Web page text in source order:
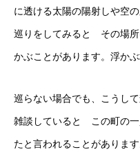
に透ける太陽の陽射しや空
巡りをしてみると その場所
かぶことがあります。浮か
巡らない場合でも、こうし
雑談していると この町の一
たと言われることがありま